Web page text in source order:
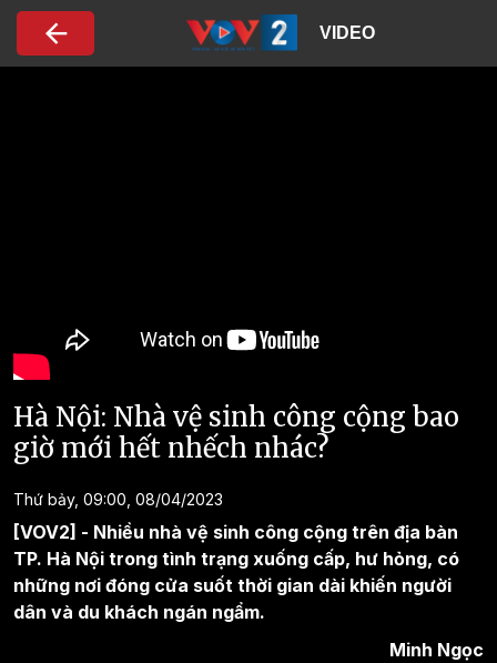
Nhảy đến nội dung
VIDEO
Hà Nội: Nhà vệ sinh công cộng bao
giờ mới hết nhếch nhác?
Thứ bảy, 09:00, 08/04/2023
[VOV2] - Nhiều nhà vệ sinh công cộng trên địa bàn
TP. Hà Nội trong tình trạng xuống cấp, hư hỏng, có
những nơi đóng cửa suốt thời gian dài khiến người
dân và du khách ngán ngẩm.
Minh Ngọc